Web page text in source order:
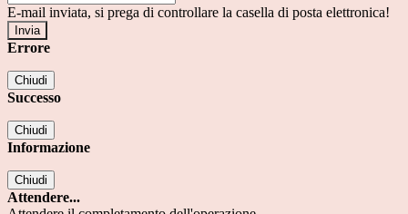
E-mail inviata, si prega di controllare la casella di posta elettronica!
Errore
Chiudi
Successo
Chiudi
Informazione
Chiudi
Attendere...